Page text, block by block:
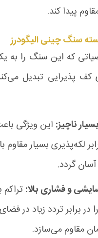
پیدا کند.
سنگ چینی الیگودرز
که این سنگ را به
کف پذیرایی تبدیل
ناچیز: این ویژگی
لکه‌پذیری بسیار مقاوم
گردد.
و فشاری بالا: تراکم
برابر تردد زیاد در
مقاوم می‌سازد.